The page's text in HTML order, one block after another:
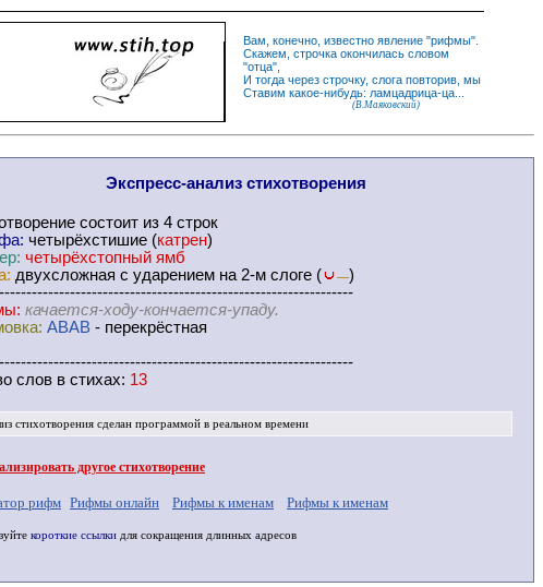
Вам, конечно, известно явление "рифмы".
Скажем, строчка окончилась словом
"отца",
И тогда через строчку, слога повторив, мы
Ставим какое-нибудь: ламцадрица-ца...
(В.Маяковский)
Экспресс-анализ стихотворения
состоит из 4 строк
четырёхстишие (катрен)
четырёхстопный ямб
двухсложная с ударением на 2-м слоге ( —)
качается-ходу-кончается-упаду.
ABAB - перекрёстная
слов в стихах: 13
стихотворениясделан программой в реальном времени
другое стихотворение
рифм Рифмы онлайн Рифмы к именам Рифмы к именам
короткие ссылки для сокращения длинных адресов